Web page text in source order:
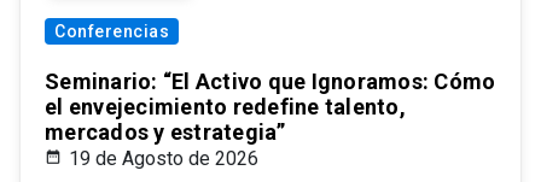
Conferencias
Seminario: “El Activo que Ignoramos: Cómo
el envejecimiento redefine talento,
mercados y estrategia”
19 de Agosto de 2026